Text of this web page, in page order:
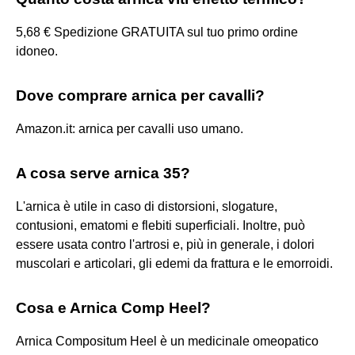
5,68 € Spedizione GRATUITA sul tuo primo ordine
idoneo.
Dove comprare arnica per cavalli?
Amazon.it: arnica per cavalli uso umano.
A cosa serve arnica 35?
L'arnica è utile in caso di distorsioni, slogature,
contusioni, ematomi e flebiti superficiali. Inoltre, può
essere usata contro l'artrosi e, più in generale, i dolori
muscolari e articolari, gli edemi da frattura e le emorroidi.
Cosa e Arnica Comp Heel?
Arnica Compositum Heel è un medicinale omeopatico